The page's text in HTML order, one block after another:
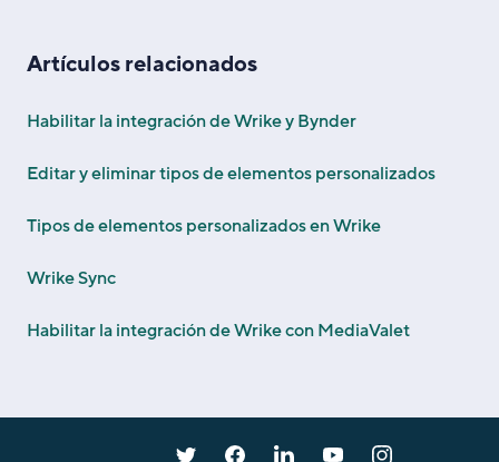
Artículos relacionados
Habilitar la integración de Wrike y Bynder
Editar y eliminar tipos de elementos personalizados
Tipos de elementos personalizados en Wrike
Wrike Sync
Habilitar la integración de Wrike con MediaValet